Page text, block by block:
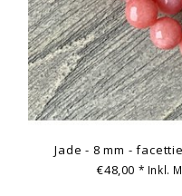
Jade - 8 mm -
€48,00 * Inkl.